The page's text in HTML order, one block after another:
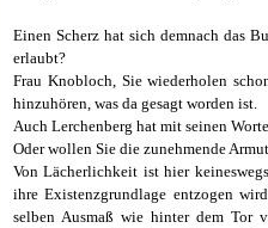
Einen Scherz hat sich demnach das
erlaubt?
Frau Knobloch, Sie wiederholen
hinzuhören, was da gesagt worden ist.
Auch Lerchenberg hat mit seinen
Oder wollen Sie die zunehmende
Von Lächerlichkeit ist hier
ihre Existenzgrundlage entzogen
selben Ausmaß wie hinter dem Tor